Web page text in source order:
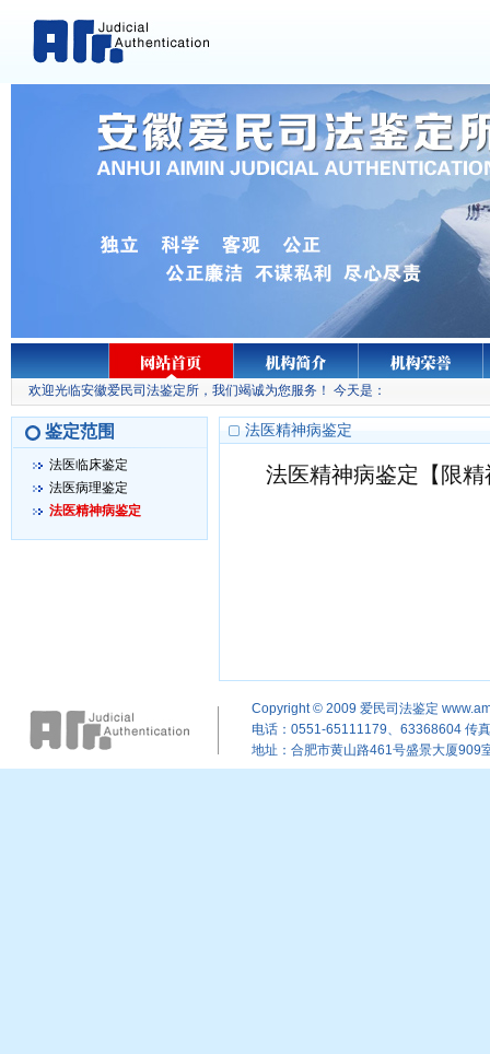
欢迎光临安徽爱民司法鉴定所，我们竭诚为您服务！ 今天是：
鉴定范围
法医临床鉴定
法医病理鉴定
法医精神病鉴定
法医精神病鉴定
法医精神病鉴定【限
Copyright © 2009 爱民司法鉴定
电话：0551-65111179、63368604 传
地址：合肥市黄山路461号盛景大厦909